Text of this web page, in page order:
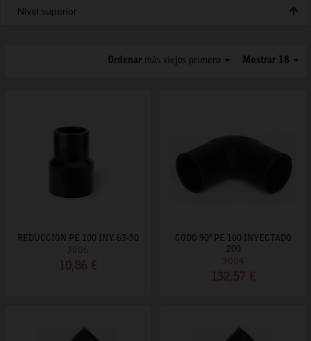
Nivel superior
Mostrar 18
Ordenar más viejos primero
REDUCCION PE 100 INY. 63-50
3006
10,86 €
CODO 90º PE 100 INYECTADO
200
3004
132,57 €